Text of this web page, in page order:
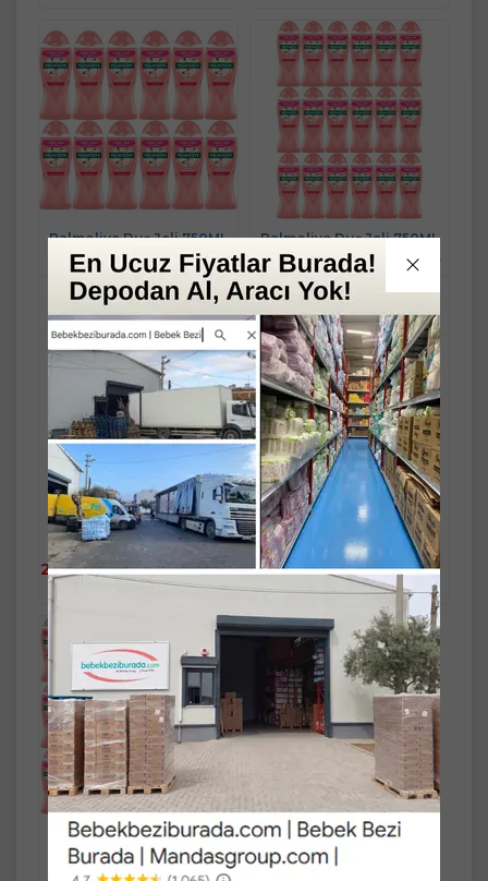
Palmolive Duş Jeli 750ML
Aroma Sensations/Aroma
Duyguları (12 Li Set)
Mandaş Group Güvencesi ve
Kalitesiyle...!
Stok Miktarı : 10+ ADET
Ücretsiz Kargo
2.708,90
TL
Fast/Eft %5
indirimli
2.708,90 TL
%5
2.573,46 TL
Sepete
Ekle
Palmolive Duş Jeli 750ML
Aroma Sensations/Aroma
Duyguları (18 Li Set)
Mandaş Group Güvencesi ve
Kalitesiyle...!
Stok Miktarı : 10+ ADET
Ücretsiz Kargo
4.015,90 TL
Fast/Eft %5
indirimli
4.015,90 TL
%5
3.815,11 TL
Sepete
Ekle
Palmolive Duş Jeli 750ML
Aroma Sensations/Aroma
Duyguları (24 Lü Set)